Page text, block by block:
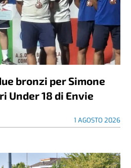
bronzi per Simone
Under 18 di Envie
1 AGOSTO 2026